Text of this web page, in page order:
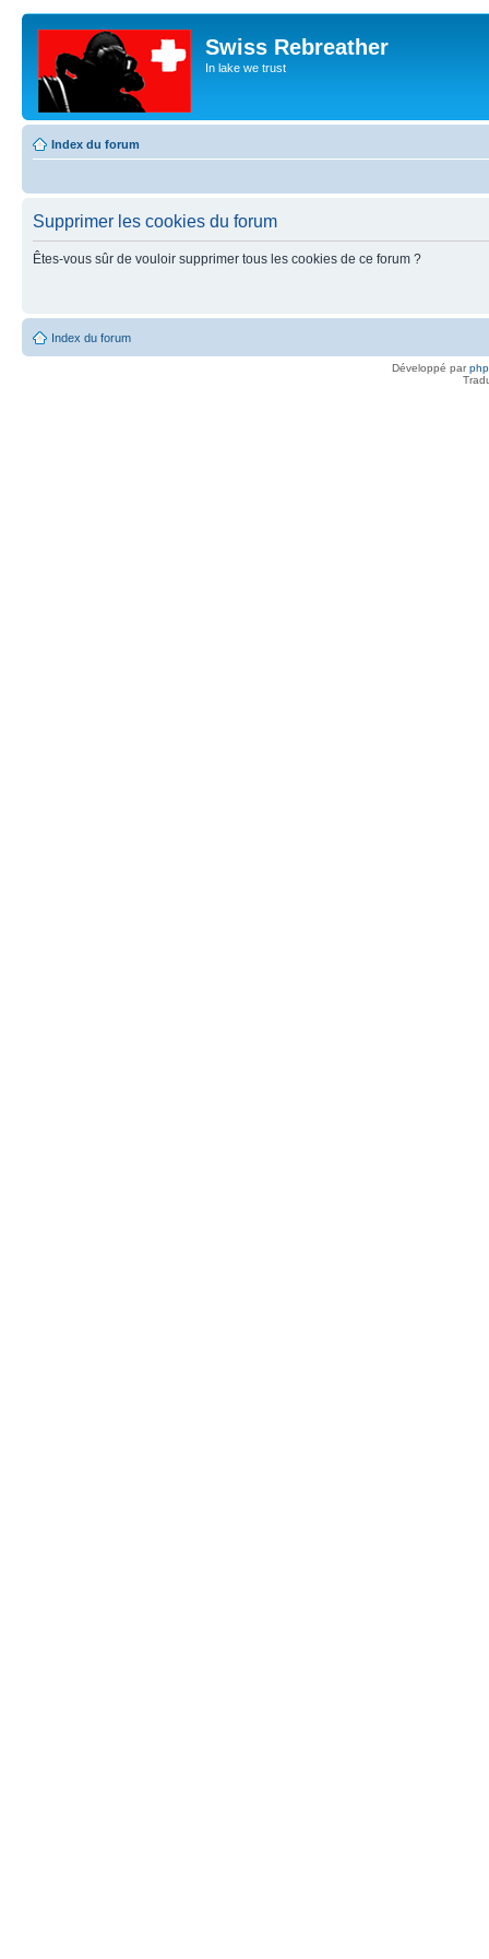
Swiss Rebreather
In lake we trust
Index du forum
Supprimer les cookies du forum
Êtes-vous sûr de vouloir supprimer tous les cookies de ce forum ?
Index du forum
Développé par